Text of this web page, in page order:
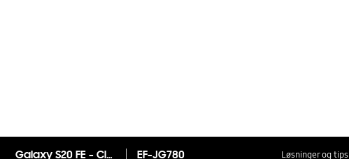
Galaxy S20 FE - Clear Standing Cover EF-JG780 Løsninger og tips